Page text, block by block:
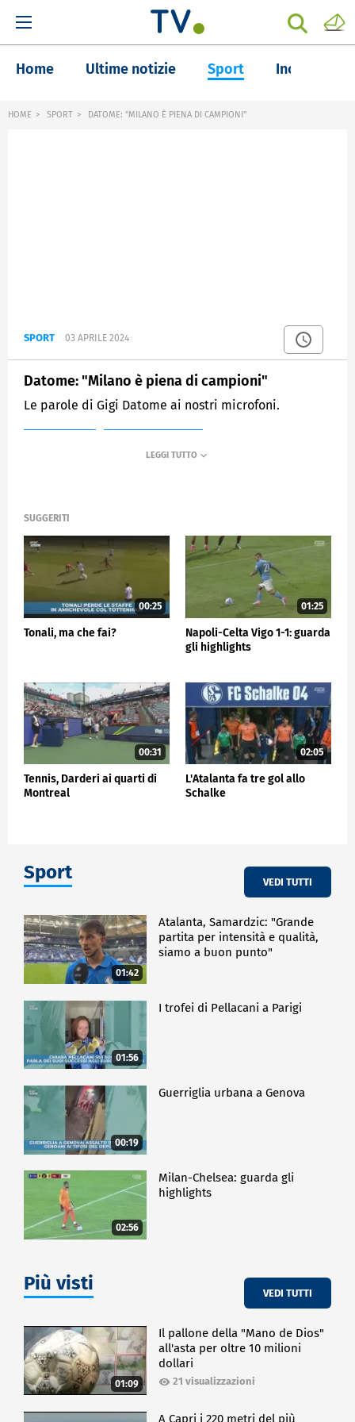
Home Ultime notizie Sport Inchieste
HOME SPORT DATOME: "MILANO È PIENA DI CAMPIONI"
SPORT 03 APRILE 2024
Datome: "Milano è piena di campioni"
Le parole di Gigi Datome ai nostri microfoni.
SUGGERITI
00:25
Tonali, ma che fai?
01:25
Napoli-Celta Vigo 1-1: guarda
gli highlights
00:31
Tennis, Darderi ai quarti di
Montreal
02:05
L'Atalanta fa tre gol allo
Schalke
Sport VEDI TUTTI
01:42
Atalanta, Samardzic: "Grande
partita per intensità e qualità,
siamo a buon punto"
01:56
I trofei di Pellacani a Parigi
00:19
Guerriglia urbana a Genova
02:56
Milan-Chelsea: guarda gli
highlights
Più visti VEDI TUTTI
01:09
Il pallone della "Mano de Dios"
all'asta per oltre 10 milioni
dollari
21 visualizzazioni
A Capri i 220 metri del più